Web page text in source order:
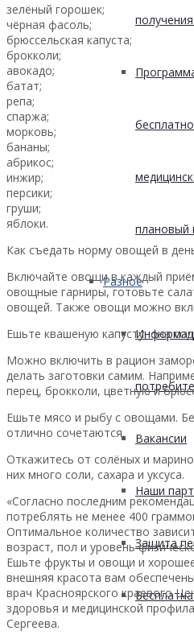
плановый
Разное
Вакансии
Наши
Защита
зелёный горошек;
чёрная фасоль;
брюссельская капуста;
брокколи;
авокадо;
батат;
репа;
спаржа;
морковь;
бананы;
абрикос;
инжир;
персики;
груши;
яблоки.
Как съедать норму овощей в
Включайте овощи в каждый
овощные гарниры, готовьте
овощей. Также овощи можно
Ешьте квашеную капусту, она
Можно включить в рацион
делать заготовки самим.
перец, брокколи, цветную и
Ешьте мясо и рыбу с овощами.
отлично сочетаются.
Откажитесь от солёных и
них много соли, сахара и уксуса.
«Согласно последним
потреблять не менее 400
Оптимальное количество
возраст, пол и уровень
Ешьте фрукты и овощи и
внешняя красота вам
врач Красноярского краевого
здоровья и медицинской
Сергеева.